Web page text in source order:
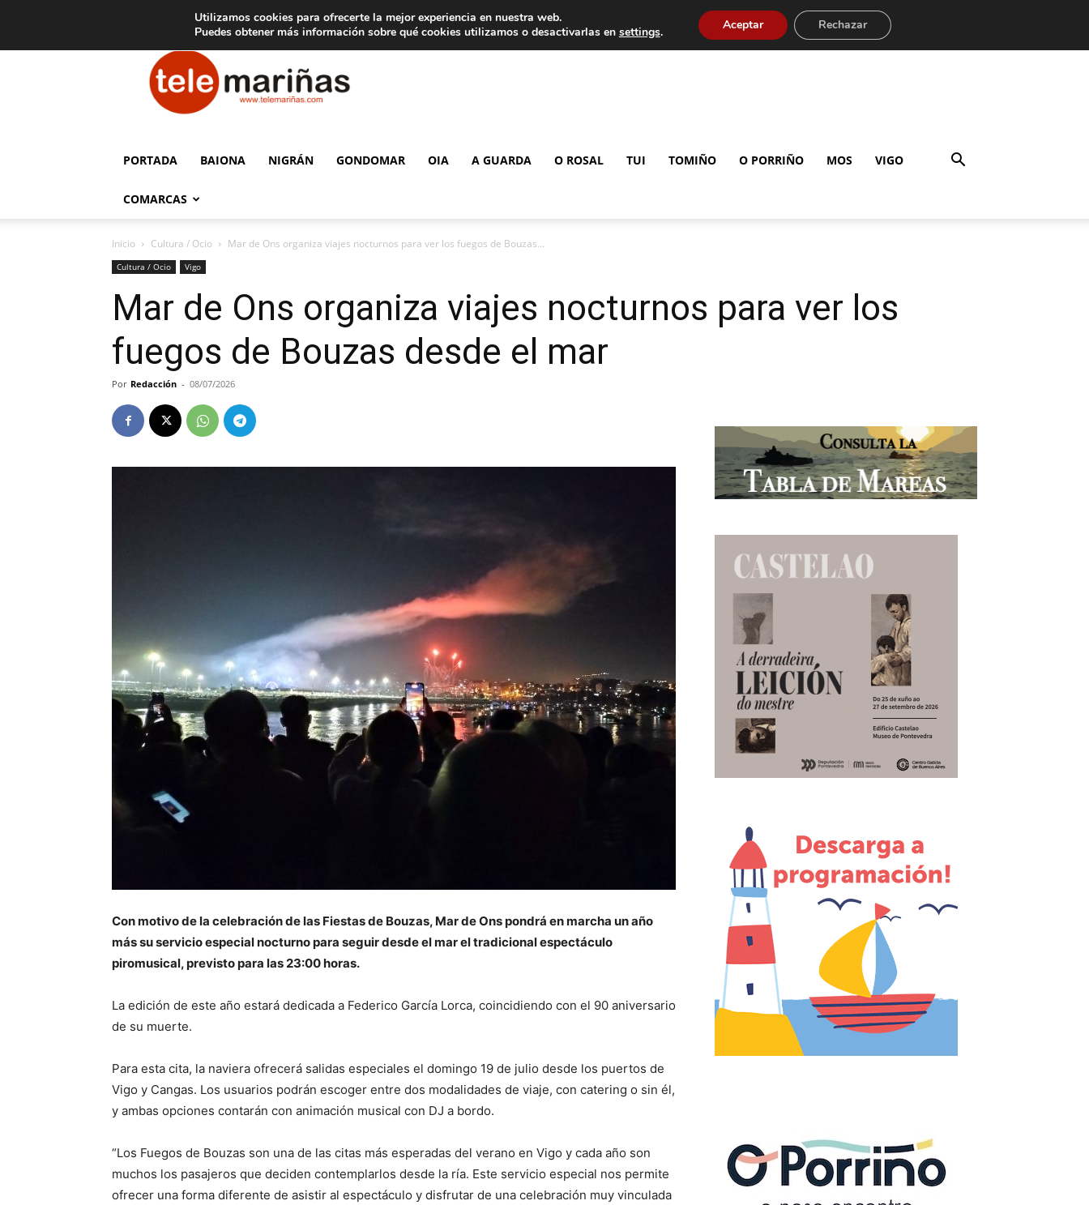
Aviso legal Tarifas de publicidad
Telemariñas
PORTADA BAIONA NIGRÁN GONDOMAR OIA A GUARDA O ROSAL TUI TOMIÑO O PORRIÑO MOS VIGO
COMARCAS
Inicio Cultura / Ocio Mar de Ons organiza viajes nocturnos para ver los fuegos de Bouzas...
Cultura / Ocio Vigo
Mar de Ons organiza viajes nocturnos para ver los
fuegos de Bouzas desde el mar
Por Redacción - 08/07/2026
Con motivo de la celebración de las Fiestas de Bouzas, Mar de Ons pondrá en marcha un año
más su servicio especial nocturno para seguir desde el mar el tradicional espectáculo
piromusical, previsto para las 23:00 horas.
La edición de este año estará dedicada a Federico García Lorca, coincidiendo con el 90 aniversario
de su muerte.
Para esta cita, la naviera ofrecerá salidas especiales el domingo 19 de julio desde los puertos de
Vigo y Cangas. Los usuarios podrán escoger entre dos modalidades de viaje, con catering o sin él,
y ambas opciones contarán con animación musical con DJ a bordo.
“Los Fuegos de Bouzas son una de las citas más esperadas del verano en Vigo y cada año son
muchos los pasajeros que deciden contemplarlos desde la ría. Este servicio especial nos permite
ofrecer una forma diferente de asistir al espectáculo y disfrutar de una celebración muy vinculada
Utilizamos cookies para ofrecerte la mejor experiencia en nuestra web.
Puedes obtener más información sobre qué cookies utilizamos o desactivarlas en settings. Aceptar Rechazar